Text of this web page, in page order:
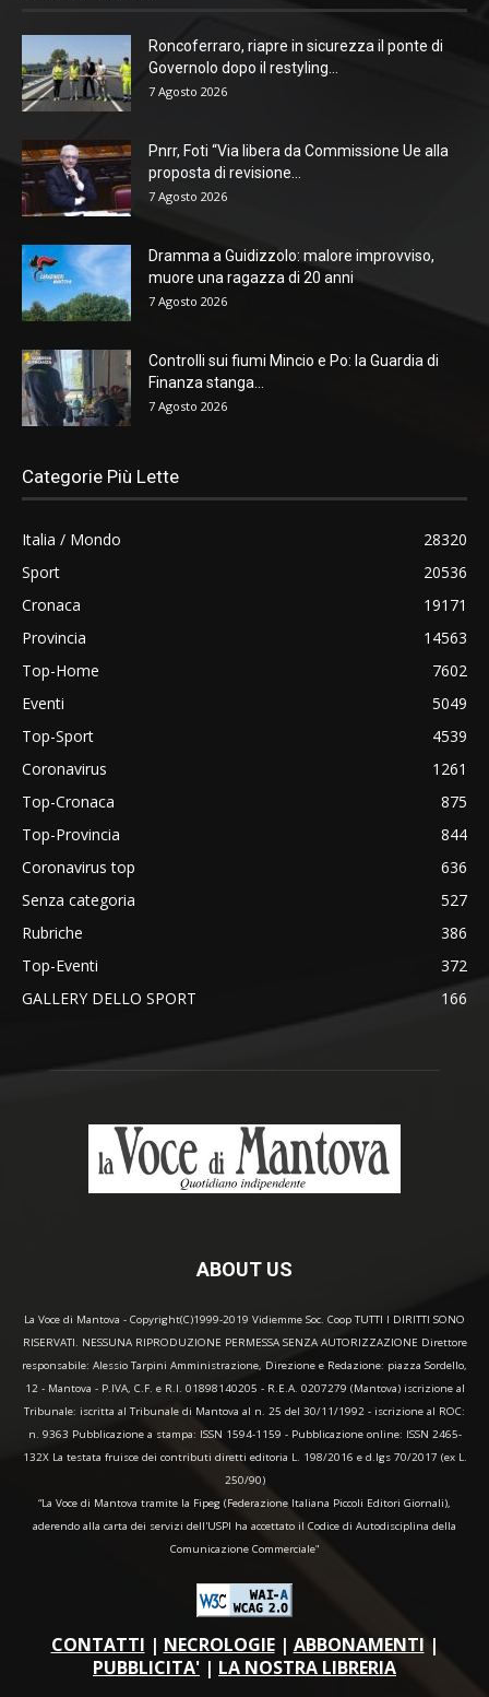
Roncoferraro, riapre in sicurezza il ponte di
Governolo dopo il restyling...
7 Agosto 2026
Pnrr, Foti “Via libera da Commissione Ue alla
proposta di revisione...
7 Agosto 2026
Dramma a Guidizzolo: malore improvviso,
muore una ragazza di 20 anni
7 Agosto 2026
Controlli sui fiumi Mincio e Po: la Guardia di
Finanza stanga...
7 Agosto 2026
Categorie Più Lette
Italia / Mondo
28320
Sport
20536
Cronaca
19171
Provincia
14563
Top-Home
7602
Eventi
5049
Top-Sport
4539
Coronavirus
1261
Top-Cronaca
875
Top-Provincia
844
Coronavirus top
636
Senza categoria
527
Rubriche
386
Top-Eventi
372
GALLERY DELLO SPORT
166
ABOUT US
La Voce di Mantova - Copyright(C)1999-2019 Vidiemme Soc. Coop TUTTI I DIRITTI SONO
RISERVATI. NESSUNA RIPRODUZIONE PERMESSA SENZA AUTORIZZAZIONE Direttore
responsabile: Alessio Tarpini Amministrazione, Direzione e Redazione: piazza Sordello,
12 - Mantova - P.IVA, C.F. e R.I. 01898140205 - R.E.A. 0207279 (Mantova) iscrizione al
Tribunale: iscritta al Tribunale di Mantova al n. 25 del 30/11/1992 - iscrizione al ROC:
n. 9363 Pubblicazione a stampa: ISSN 1594-1159 - Pubblicazione online: ISSN 2465-
132X La testata fruisce dei contributi diretti editoria L. 198/2016 e d.lgs 70/2017 (ex L.
250/90)
“La Voce di Mantova tramite la Fipeg (Federazione Italiana Piccoli Editori Giornali),
aderendo alla carta dei servizi dell'USPI ha accettato il Codice di Autodisciplina della
Comunicazione Commerciale"
CONTATTI | NECROLOGIE| ABBONAMENTI |
PUBBLICITA' | LA NOSTRA LIBRERIA